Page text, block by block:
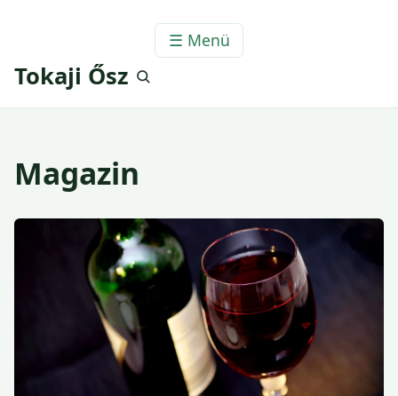
☰ Menü
Tokaji Ősz
Magazin